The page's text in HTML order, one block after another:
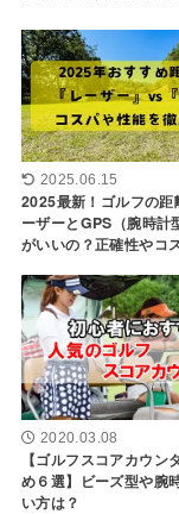
2025.06.15
2025最新！ゴルフの距
ーザーとGPS（腕時計
がいいの？正確性やコ
2020.03.08
【ゴルフスコアカウン
め６選】ビーズ型や腕
い方は？